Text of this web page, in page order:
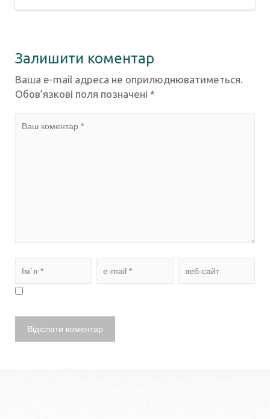
Залишити коментар
Ваша e-mail адреса не оприлюднюватиметься.
Обов’язкові поля позначені *